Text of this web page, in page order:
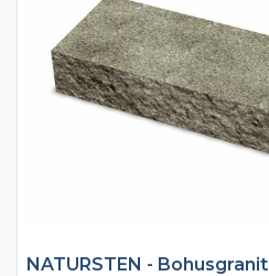
NATURSTEN - Bohusgranit